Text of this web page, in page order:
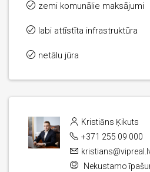
zemi komunālie maksājumi
labi attīstīta infrastruktūra
netālu jūra
Kristiāns Ķikuts
+371 255 09 000
Nekustamo